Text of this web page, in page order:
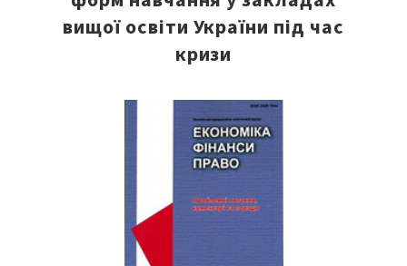
вищої освіти України під час
кризи